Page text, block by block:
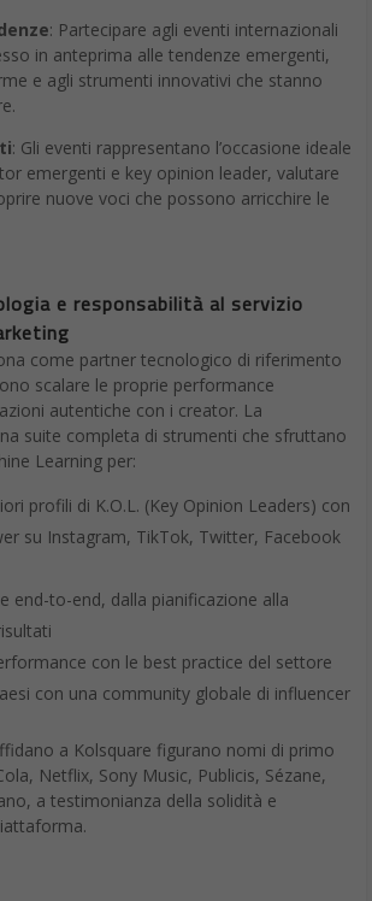
: Partecipare agli eventi internazionali
in anteprima alle tendenze emergenti,
e agli strumenti innovativi che stanno
: Gli eventi rappresentano l’occasione ideale
emergenti e key opinion leader, valutare
nuove voci che possono arricchire le
e responsabilità al servizio
come partner tecnologico di riferimento
scalare le proprie performance
autentiche con i creator. La
suite completa di strumenti che sfruttano
Learning per:
profili di K.O.L. (Key Opinion Leaders) con
su Instagram, TikTok, Twitter, Facebook
end-to-end, dalla pianificazione alla
con le best practice del settore
con una community globale di influencer
a Kolsquare figurano nomi di primo
Netflix, Sony Music, Publicis, Sézane,
a testimonianza della solidità e